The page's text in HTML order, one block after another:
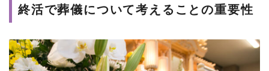
終活で葬儀について考えることの重要性